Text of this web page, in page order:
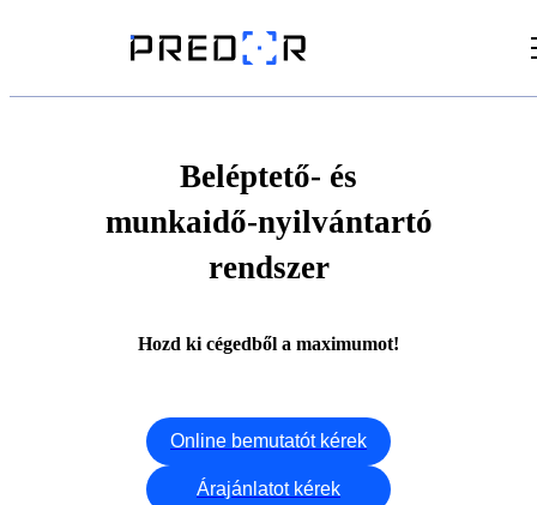
Videók
Dokumentumtár
Beléptető- és
munkaidő-nyilvántartó
rendszer
Hozd ki cégedből a maximumot!
Online bemutatót kérek
Árajánlatot kérek